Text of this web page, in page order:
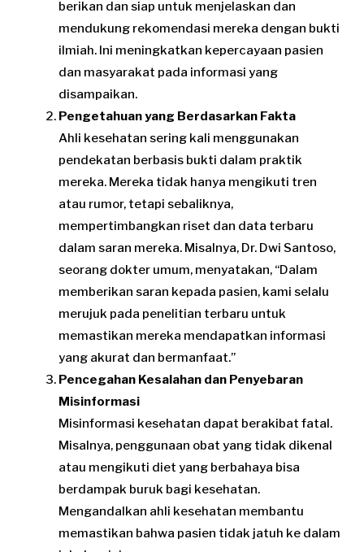
berikan dan siap untuk menjelaskan dan
mendukung rekomendasi mereka dengan bukti
ilmiah. Ini meningkatkan kepercayaan pasien
dan masyarakat pada informasi yang
disampaikan.
Pengetahuan yang Berdasarkan Fakta
Ahli kesehatan sering kali menggunakan
pendekatan berbasis bukti dalam praktik
mereka. Mereka tidak hanya mengikuti tren
atau rumor, tetapi sebaliknya,
mempertimbangkan riset dan data terbaru
dalam saran mereka. Misalnya, Dr. Dwi Santoso,
seorang dokter umum, menyatakan, “Dalam
memberikan saran kepada pasien, kami selalu
merujuk pada penelitian terbaru untuk
memastikan mereka mendapatkan informasi
yang akurat dan bermanfaat.”
Pencegahan Kesalahan dan Penyebaran
Misinformasi
Misinformasi kesehatan dapat berakibat fatal.
Misalnya, penggunaan obat yang tidak dikenal
atau mengikuti diet yang berbahaya bisa
berdampak buruk bagi kesehatan.
Mengandalkan ahli kesehatan membantu
memastikan bahwa pasien tidak jatuh ke dalam